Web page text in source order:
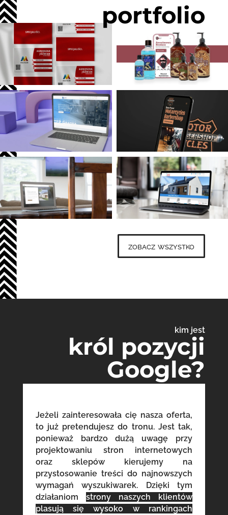
portfolio
zobacz wszystko
kim jest
król pozycji
Google?
Jeżeli zainteresowała cię nasza oferta,
to już pretendujesz do tronu. Jest tak,
ponieważ bardzo dużą uwagę przy
projektowaniu stron internetowych
oraz sklepów kierujemy na
przystosowanie treści do najnowszych
wymagań wyszukiwarek. Dzięki tym
działaniom strony naszych klientów
plasują się wysoko w rankingach